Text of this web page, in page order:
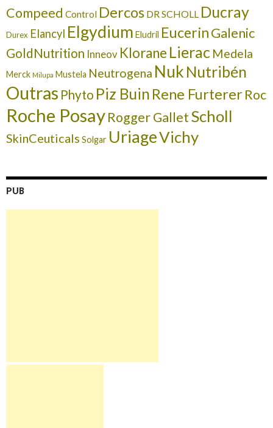
Compeed Control Dercos DR SCHOLL Ducray
Durex Elancyl Elgydium Eludril EucerinGalenic
GoldNutrition Inneov Klorane Lierac Medela
Merck Milupa Mustela Neutrogena Nuk Nutribén
Outras Phyto Piz Buin Rene FurtererRoc
Roche PosayRogger GalletScholl
SkinCeuticals Solgar UriageVichy
PUB